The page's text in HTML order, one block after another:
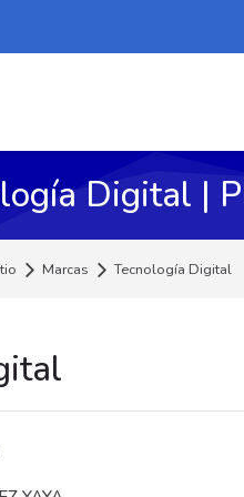
Digital |
Marcas Tecnología Digital